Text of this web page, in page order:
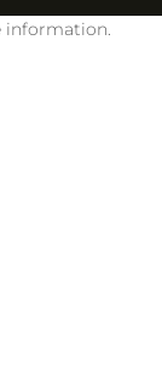
information.